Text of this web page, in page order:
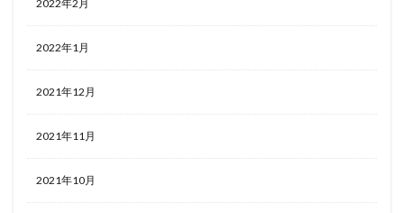
2022年2月
2022年1月
2021年12月
2021年11月
2021年10月